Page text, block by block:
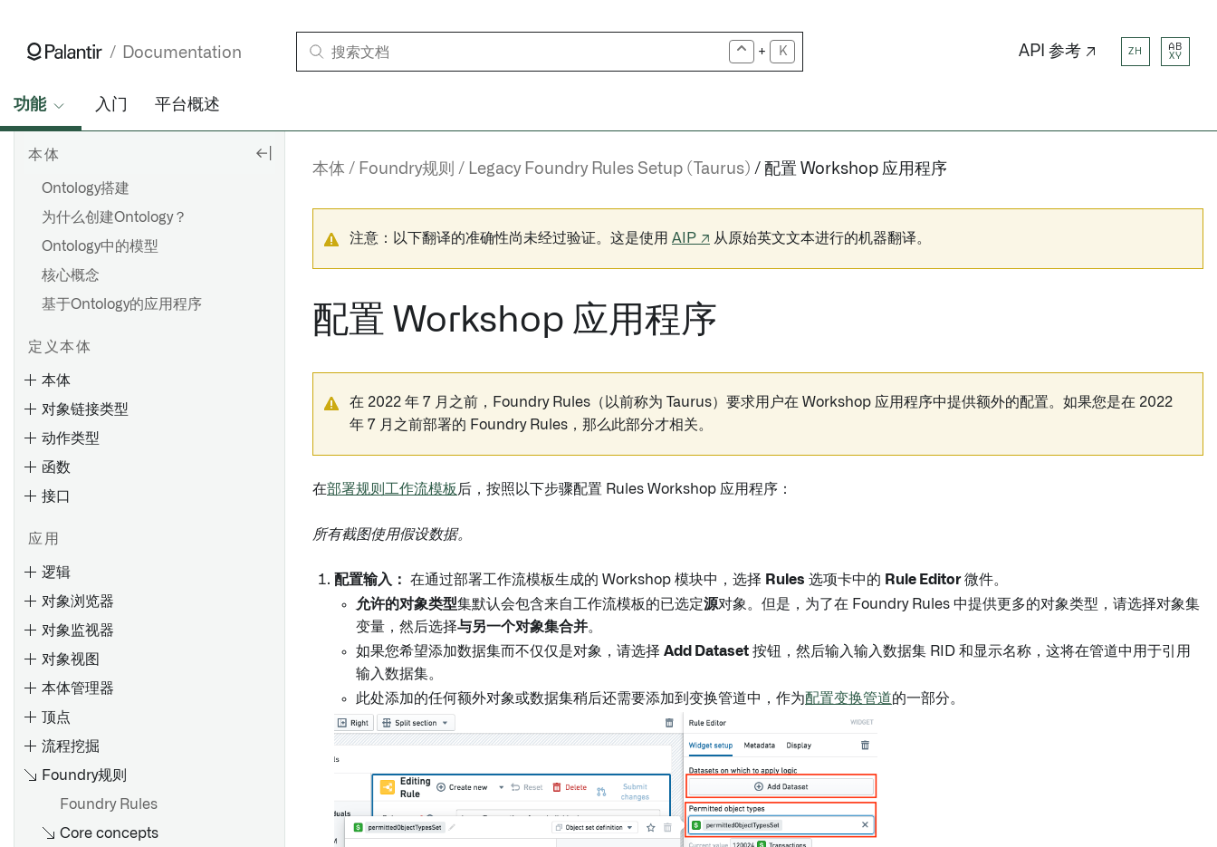
Documentation + K API 参考 ↗ ZH
AB
XY
功能 入门 平台概述
本体
Ontology搭建
为什么创建Ontology？
Ontology中的模型
核心概念
基于Ontology的应用程序
定义本体
本体
计算使用：Ontology 索引
使用Ontology查询计算使用情
况
对象链接类型
成
元数据参考
概览
支持的值格式化
添加条件格式化
元数据参考
仅编辑属性
动作类型
概述
设置参数默认值
筛选参数下拉菜单的结果
对象下拉菜单安全注意事项
函数
输入和输出类型
装饰器
处理未定义值
调试函数
起始步骤
类型参考
接口
应用
逻辑
评估
入门
创建评估套件
评估指标仪表盘
对象浏览器
搜索语法
筛选结果
使用图表进行探索
对象监视器
监控
输入
条件
评估
对象视图
概述
配置标签页
配置 Workshop 标签页
本体管理器
顶点
探索现有图表
流程挖掘
Foundry规则
Foundry Rules
Core concepts
本体 Foundry规则 Legacy Foundry Rules Setup (Taurus) 配置 Workshop 应用程序
注意：以下翻译的准确性尚未经过验证。这是使用 AIP ↗ 从原始英文文本进行的机器翻译。
配置 Workshop 应用程序
在 2022 年 7 月之前，Foundry Rules（以前称为 Taurus）要求用户在 Workshop 应用程序中提供额外的配置。如果您是在 2022
年 7 月之前部署的 Foundry Rules，那么此部分才相关。
在部署规则工作流模板 后，按照以下步骤配置 Rules Workshop 应用程序：
所有截图使用假设数据。
配置输入： 在通过部署工作流模板生成的 Workshop 模块中，选择 Rules 选项卡中的 Rule Editor微件。
允许的对象类型集默认会包含来自工作流模板的已选定源对象。但是，为了在 Foundry Rules 中提供更多的对象类型，请选择对象集
变量，然后选择与另一个对象集合并。
如果您希望添加数据集而不仅仅是对象，请选择 Add Dataset 按钮，然后输入输入数据集 RID 和显示名称，这将在管道中用于引用
输入数据集。
此处添加的任何额外对象或数据集稍后还需要添加到变换管道中，作为配置变换管道的一部分。